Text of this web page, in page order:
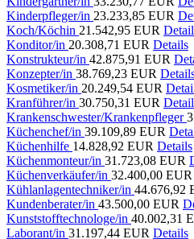
Kinderpfleger/in 23.233,85 EUR
Koch/Köchin 21.542,95 EUR
Konditor/in 20.308,71 EUR Details
Konstrukteur/in 42.875,91 EUR
Konzepter/in 38.769,23 EUR
Kosmetiker/in 20.249,54 EUR
Kranführer/in 30.750,31 EUR
Krankenschwester/Krankenpfleger
Küchenchef/in 39.109,89 EUR
Küchenhilfe 14.828,92 EUR Details
Küchenmonteur/in 31.723,08 EUR
Küchenverkäufer/in 32.400,00 EUR
Kühlanlagentechniker/in 44.676,92
Kundenberater/in 43.500,00 EUR
Kunststofftechnologe/in 40.002,31
Laborant/in 31.197,44 EUR Details